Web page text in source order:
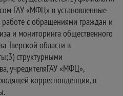
ГАУ «МФЦ» в установленные
с обращениями граждан и
и мониторинга общественного
Тверской области в
структурными
учредителяГАУ «МФЦ»,
корреспонденции, в